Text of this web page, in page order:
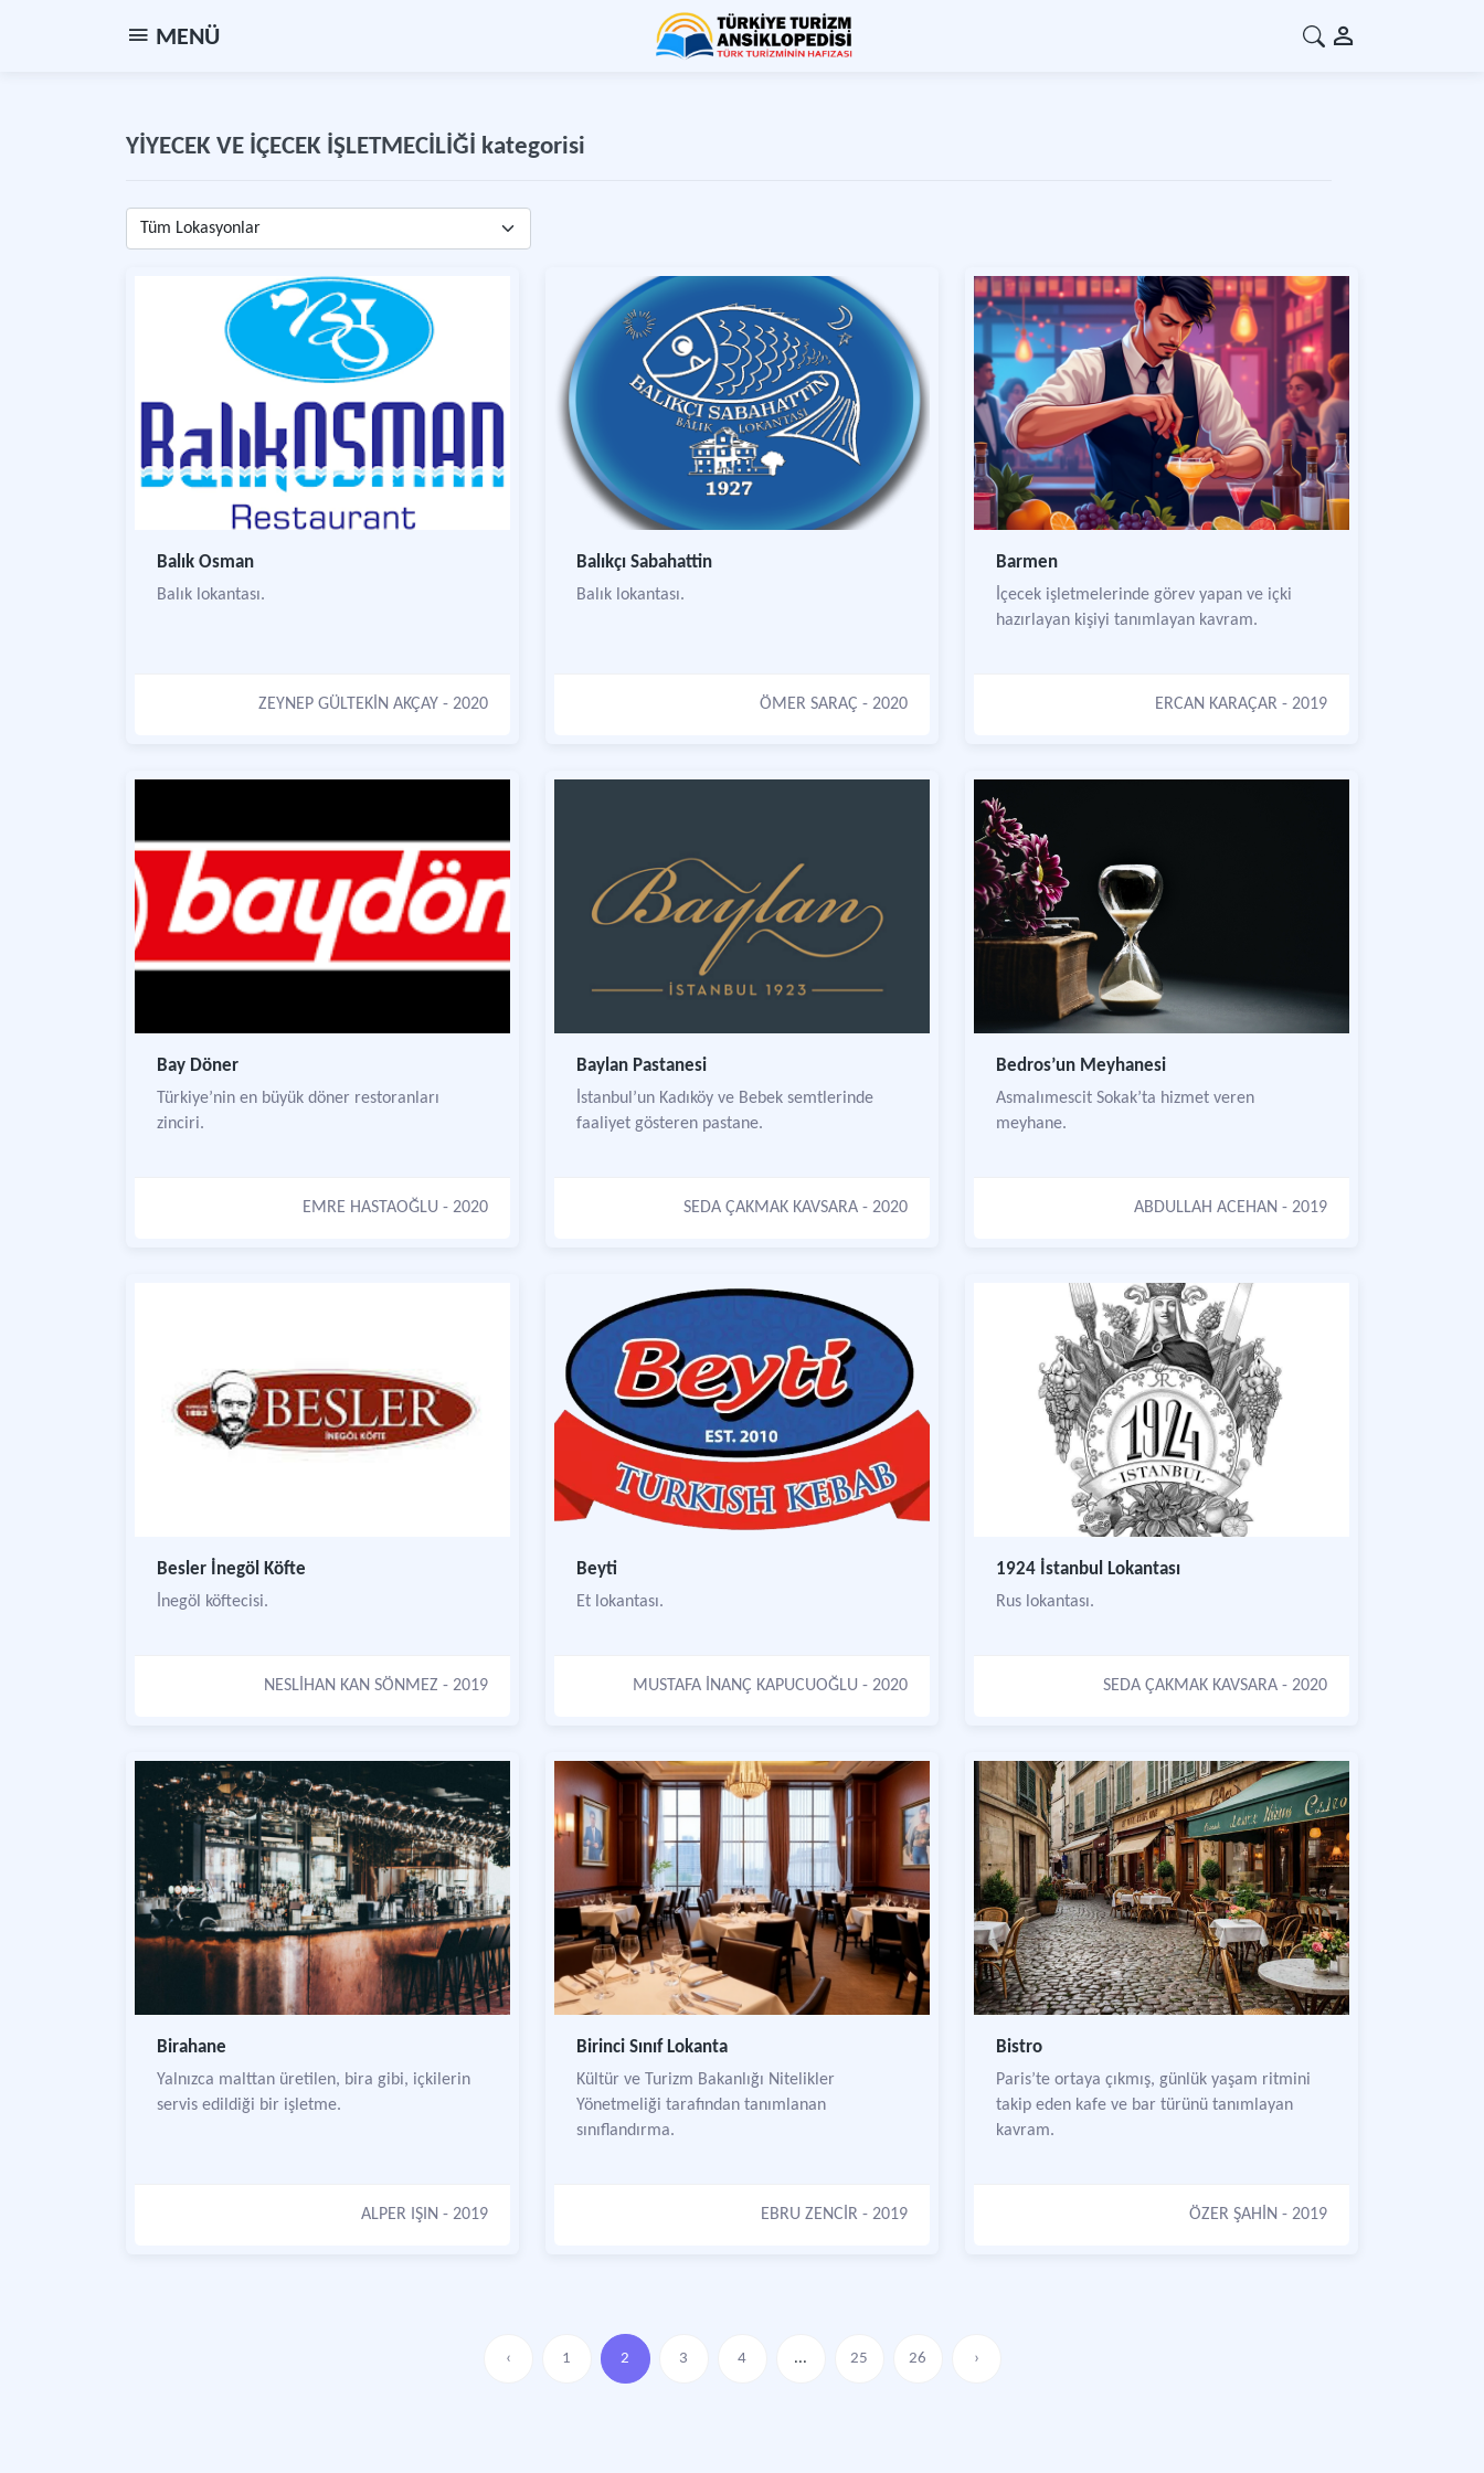
MENÜ
YİYECEK VE İÇECEK İŞLETMECİLİĞİ kategorisi
Tüm Lokasyonlar
Balık Osman
Balık lokantası.
ZEYNEP GÜLTEKİN AKÇAY - 2020
Balıkçı Sabahattin
Balık lokantası.
ÖMER SARAÇ - 2020
Barmen
İçecek işletmelerinde görev yapan ve içki
hazırlayan kişiyi tanımlayan kavram.
ERCAN KARAÇAR - 2019
Bay Döner
Türkiye’nin en büyük döner restoranları
zinciri.
EMRE HASTAOĞLU - 2020
Baylan Pastanesi
İstanbul’un Kadıköy ve Bebek semtlerinde
faaliyet gösteren pastane.
SEDA ÇAKMAK KAVSARA - 2020
Bedros’un Meyhanesi
Asmalımescit Sokak’ta hizmet veren
meyhane.
ABDULLAH ACEHAN - 2019
Besler İnegöl Köfte
İnegöl köftecisi.
NESLİHAN KAN SÖNMEZ - 2019
Beyti
Et lokantası.
MUSTAFA İNANÇ KAPUCUOĞLU - 2020
1924 İstanbul Lokantası
Rus lokantası.
SEDA ÇAKMAK KAVSARA - 2020
Birahane
Yalnızca malttan üretilen, bira gibi, içkilerin
servis edildiği bir işletme.
ALPER IŞIN - 2019
Birinci Sınıf Lokanta
Kültür ve Turizm Bakanlığı Nitelikler
Yönetmeliği tarafından tanımlanan
sınıflandırma.
EBRU ZENCİR - 2019
Bistro
Paris’te ortaya çıkmış, günlük yaşam ritmini
takip eden kafe ve bar türünü tanımlayan
kavram.
ÖZER ŞAHİN - 2019
‹ 1 2 3 4 ... 25 26 ›